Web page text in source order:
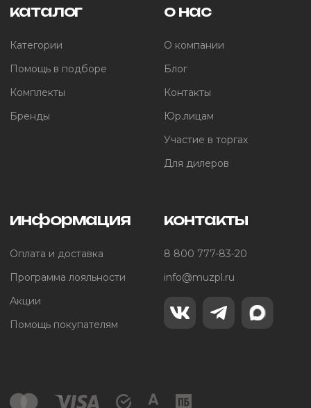
каталог
Категории
Помощь в подборе
Комплекты
Бренды
о нас
О компании
Блог
Контакты
Юр.лицам
Участие в торгах
Для дилеров
информация
Оплата и доставка
Программа лояльности
Акции
Помощь покупателям
контакты
8 800 777-83-20
info@muzpl.ru